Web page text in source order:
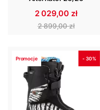
2 029,00 zł
2 899,00 zł
Promocje - 30%